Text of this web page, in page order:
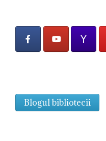
Blogul bibliotecii